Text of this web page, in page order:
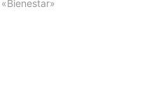
«Bienestar»